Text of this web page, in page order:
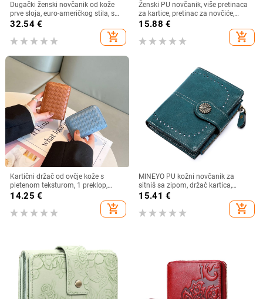
Dugački ženski novčanik od kože
prve sloja, euro-američkog stila, s
višestrukim pretincima za kartice,
32.54€
add_shopping_cart
Ženski PU novčanik, više pretinaca
za kartice, pretinac za novčiće,
kompaktni polukružni dizajn,
gradski minimalistički stil, podstava
od poliestera
15.88 €
add_shopping_cart
Kartični držač od ovčje kože s
pletenom teksturom, 1 preklop,
višestruki džepovi za kartice i džep
14.25 €
add_shopping_cart
MINEYO PU kožni novčanik za
sitniš sa zipom, držač kartica,
svakodnevna upotreba, poliester
15.41 €
add_shopping_cart